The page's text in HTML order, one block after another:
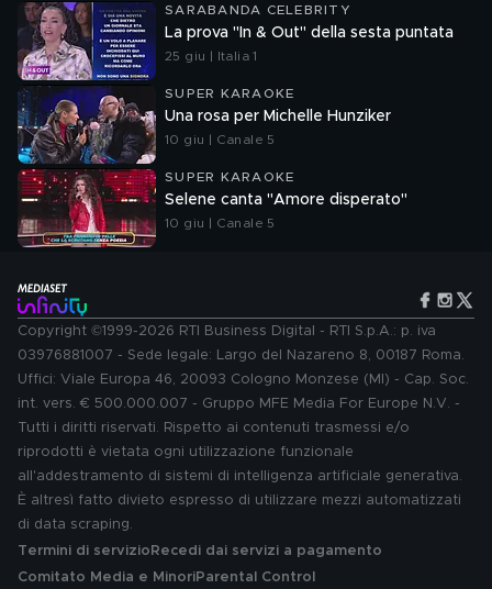
SARABANDA CELEBRITY
La prova "In & Out" della sesta puntata
25 giu | Italia 1
SUPER KARAOKE
Una rosa per Michelle Hunziker
10 giu | Canale 5
SUPER KARAOKE
Selene canta "Amore disperato"
10 giu | Canale 5
Copyright ©1999-2026 RTI Business Digital - RTI S.p.A.: p. iva
03976881007 - Sede legale: Largo del Nazareno 8, 00187 Roma.
Uffici: Viale Europa 46, 20093 Cologno Monzese (MI) - Cap. Soc.
int. vers. € 500.000.007 - Gruppo MFE Media For Europe N.V. -
Tutti i diritti riservati. Rispetto ai contenuti trasmessi e/o
riprodotti è vietata ogni utilizzazione funzionale
all'addestramento di sistemi di intelligenza artificiale generativa.
È altresì fatto divieto espresso di utilizzare mezzi automatizzati
di data scraping.
Termini di servizio Recedi dai servizi a pagamento
Comitato Media e MinoriParental Control